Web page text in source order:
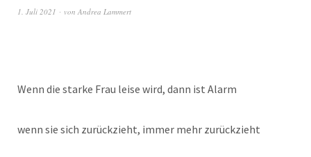
1. Juli 2021 von Andrea Lammert
Wenn die starke Frau leise wird, dann ist Alarm
wenn sie sich zurückzieht, immer mehr zurückzieht